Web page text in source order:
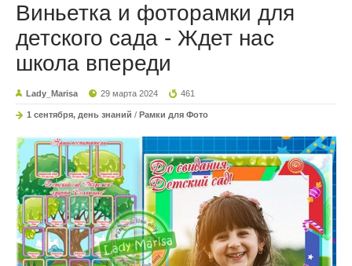
Виньетка и фоторамки для
детского сада - Ждет нас
школа впереди
Lady_Marisa 29 марта 2024 461
1 сентября, день знаний / Рамки для Фото